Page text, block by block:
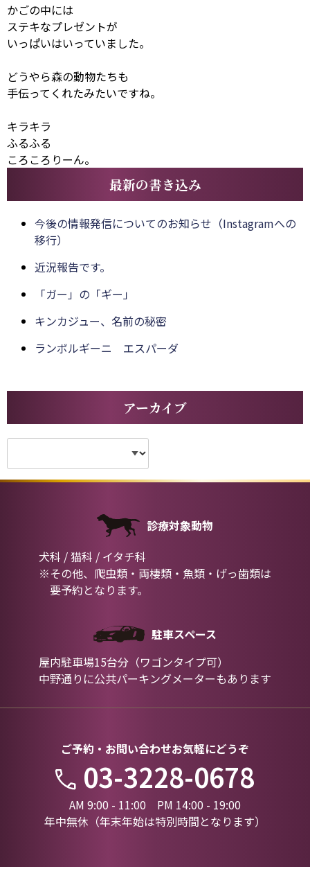
かごの中には
ステキなプレゼントが
いっぱいはいっていました。
どうやら森の動物たちも
手伝ってくれたみたいですね。
キラキラ
ふるふる
ころころりーん。
最新の書き込み
今後の情報発信についてのお知らせ（Instagramへの
移行）
近況報告です。
「ガー」の「ギー」
キンカジュー、名前の秘密
ランボルギーニ エスパーダ
アーカイブ
診療対象動物
犬科 / 猫科 / イタチ科
※その他、爬虫類・両棲類・魚類・げっ歯類は
要予約となります。
駐車スペース
屋内駐車場15台分（ワゴンタイプ可）
中野通りに公共パーキングメーターもあります
ご予約・お問い合わせお気軽にどうぞ
03-3228-0678
AM 9:00 - 11:00 PM 14:00 - 19:00
年中無休（年末年始は特別時間となります）